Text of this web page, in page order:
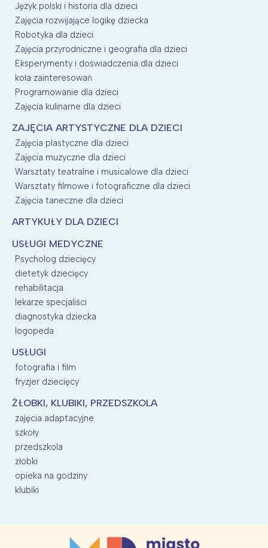
Język polski i historia dla dzieci
Zajęcia rozwijające logikę dziecka
Robotyka dla dzieci
Zajęcia przyrodniczne i geografia dla dzieci
Eksperymenty i doświadczenia dla dzieci
koła zainteresowań
Programowanie dla dzieci
Zajęcia kulinarne dla dzieci
ZAJĘCIA ARTYSTYCZNE DLA DZIECI
Zajęcia plastyczne dla dzieci
Zajęcia muzyczne dla dzieci
Warsztaty teatralne i musicalowe dla dzieci
Warsztaty filmowe i fotograficzne dla dzieci
Zajęcia taneczne dla dzieci
ARTYKUŁY DLA DZIECI
USŁUGI MEDYCZNE
Psycholog dziecięcy
dietetyk dziecięcy
rehabilitacja
lekarze specjaliści
diagnostyka dziecka
logopeda
USŁUGI
fotografia i film
fryzjer dziecięcy
ŻŁOBKI, KLUBIKI, PRZEDSZKOLA
zajęcia adaptacyjne
szkoły
przedszkola
żłobki
opieka na godziny
klubiki